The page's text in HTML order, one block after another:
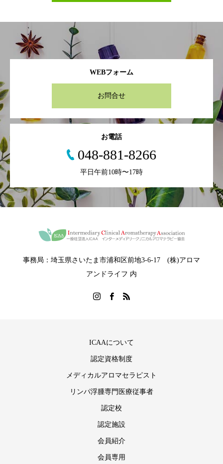
WEBフォーム
お問合せ
お電話
048-881-8266
平日午前10時〜17時
事務局：埼玉県さいたま市浦和区前地3-6-17 (株)アロマ
アンドライフ 内
ICAAについて
認定資格制度
メディカルアロマセラピスト
リンパ浮腫専門医療従事者
認定校
認定施設
会員紹介
会員専用